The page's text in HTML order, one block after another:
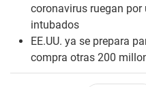
coronavirus ruegan por
intubados
EE.UU. ya se prepara
compra otras 200